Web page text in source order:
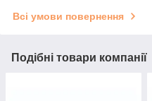
Всі умови повернення
Подібні товари компанії